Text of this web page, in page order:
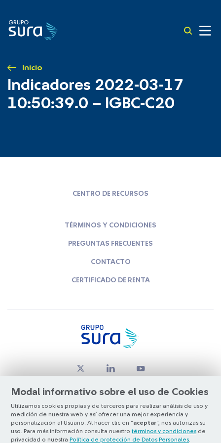
Inicio
Indicadores 2022-03-17
10:50:39.0 – IGBC-C20
Modal informativo sobre el uso de Cookies
Utilizamos cookies propias y de terceros para realizar análisis de uso y
medición de nuestra web y así ofrecer una mejor experiencia y
personalización al Usuario. Al hacer clic en “aceptar”, nos autorizas su
uso. Para más información consulta nuestro términos y condiciones de
privacidad o nuestra Política de protección de Datos Personales
CENTRO DE RECURSOS
TÉRMINOS Y CONDICIONES
PREGUNTAS FRECUENTES
CONTACTO
CERTIFICADO DE RENTA
© Copyright Grupo SURA 2026